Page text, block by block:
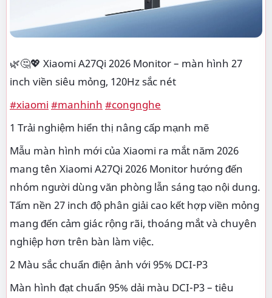
🌿🤔💖 Xiaomi A27Qi 2026 Monitor – màn hình 27
inch viền siêu mỏng, 120Hz sắc nét
#xiaomi #manhinh #congnghe
1 Trải nghiệm hiển thị nâng cấp mạnh mẽ
Mẫu màn hình mới của Xiaomi ra mắt năm 2026
mang tên Xiaomi A27Qi 2026 Monitor hướng đến
nhóm người dùng văn phòng lẫn sáng tạo nội dung.
Tấm nền 27 inch độ phân giải cao kết hợp viền mỏng
mang đến cảm giác rộng rãi, thoáng mắt và chuyên
nghiệp hơn trên bàn làm việc.
2 Màu sắc chuẩn điện ảnh với 95% DCI-P3
Màn hình đạt chuẩn 95% dải màu DCI-P3 – tiêu